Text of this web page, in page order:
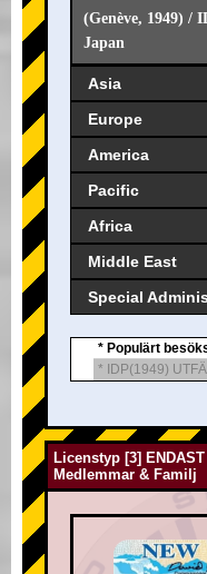
(Genève, 1949) /
Japan
Asia
Europe
America
Pacific
Africa
Middle East
Special
* Populärt
* IDP(1949)
Licenstyp [3]
Medlemmar & Familj